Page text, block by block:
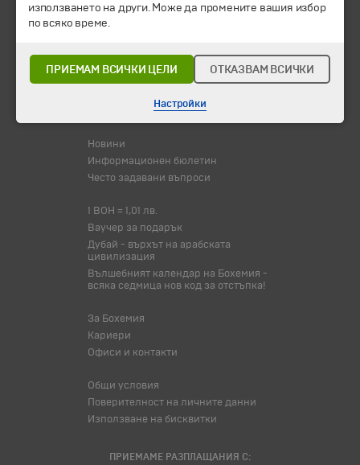
Празници
Оферта на деня
Самолетни билети
Корпоративно обслужване
Новини
Информационен бюлетин
Често задавани въпроси
1 BOH = 1,01 лв.
Ваучер за подарък
Дубай - върхът на арабската
цивилизация
Вълшебният календар на Бохемия -
всяка седмица нов код за отстъпка!
За Бохемия
Кариери
Офиси и контакти
Общи условия
Поверителност на личните данни
Използване на бисквитки
ПРИЕМАМЕ РАЗПЛАЩАНИЯ С:
използването на други. Може да промените вашия избор
по всяко време.
ПРИЕМАМ ВСИЧКИ ЦЕЛИ ОТКАЗВАМ ВСИЧКИ
Настройки